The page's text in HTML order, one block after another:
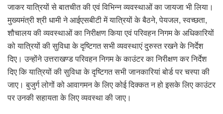
जाकर यात्रियों से बातचीत की एवं विभिन्न व्यवस्थाओं का जायजा भी लिया।
मुख्यमंत्री श्री धामी ने आईएसबीटी में यात्रियों के बैठने, पेयजल, स्वच्छता,
शौचालय की व्यवस्थाओं का निरीक्षण किया एवं परिवहन निगम के अधिकारियों
को यात्रियों की सुविधा के दृष्टिगत सभी व्यवस्थाएं दुरुस्त रखने के निर्देश
दिए। उन्होंने उत्तराखण्ड परिवहन निगम के काउंटर का निरीक्षण कर निर्देश
दिए कि यात्रियों की सुविधा के दृष्टिगत सभी जानकारियां बोर्ड पर चस्पा की
जाए। बुजुर्ग लोगों को आवागमन के लिए कोई दिक्कत न हो इसके लिए काउंटर
पर उनकी सहायता के लिए व्यवस्था की जाए।